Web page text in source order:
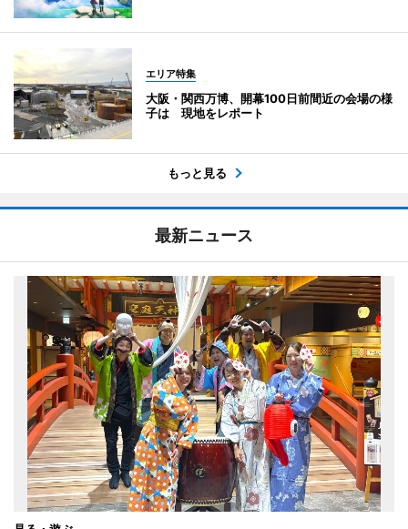
エリア特集
大阪・関西万博、開幕100日前間近の会場の様
子は 現地をレポート
もっと見る
最新ニュース